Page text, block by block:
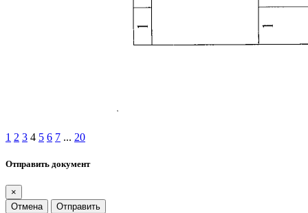
1 2 3 4 5 6 7 ... 20
Отправить документ
×
Отмена
Отправить